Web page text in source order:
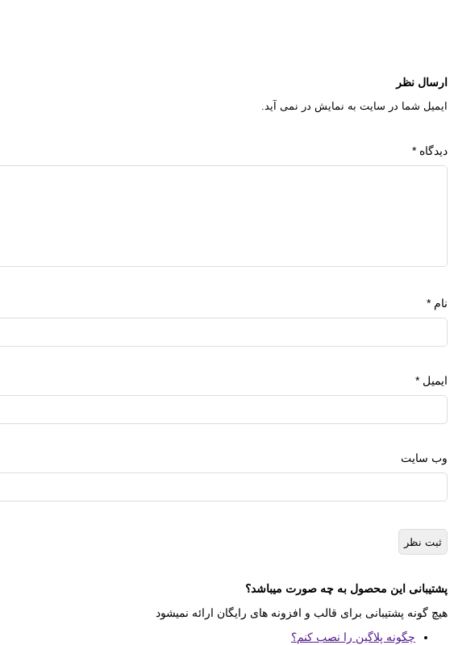
ارسال نظر
ایمیل شما در سایت به نمایش در نمی آید.
دیدگاه *
نام *
ایمیل *
وب‌ سایت
پشتیبانی این محصول به چه صورت میباشد؟
هیچ گونه پشتیبانی برای قالب و افزونه های رایگان ارائه نمیشود
چگونه پلاگین را نصب کنم؟